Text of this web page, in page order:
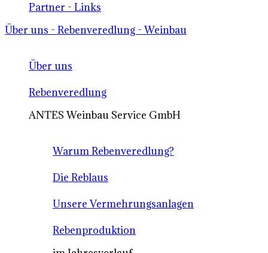
Partner - Links
Über uns - Rebenveredlung - Weinbau
Über uns
Rebenveredlung
ANTES Weinbau Service GmbH
Warum Rebenveredlung?
Die Reblaus
Unsere Vermehrungsanlagen
Rebenproduktion